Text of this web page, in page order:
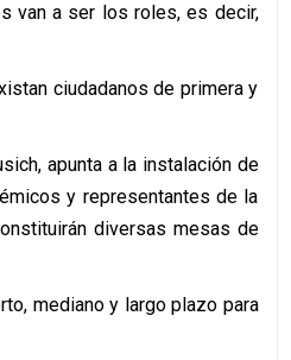
van a ser los roles, es decir,
ciudadanos de primera y
apunta a la instalación de
y representantes de la
diversas mesas de
mediano y largo plazo para